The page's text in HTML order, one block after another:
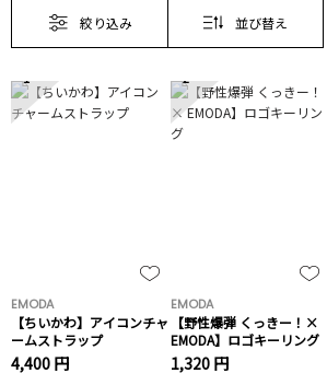
絞り込み 並び替え
1
EMODA
【ちいかわ】アイコンチャ
ームストラップ
4,400 円
2
EMODA
【野性爆弾 くっきー！×
EMODA】ロゴキーリング
1,320 円